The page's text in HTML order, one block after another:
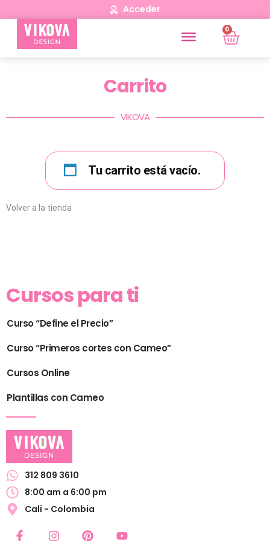
Acceder
0
Carrito
VIKOVA
Tu carrito está vacío.
Volver a la tienda
Cursos para ti
Curso “Define el Precio”
Curso “Primeros cortes con Cameo”
Cursos Online
Plantillas con Cameo
312 809 3610
8:00 am a 6:00 pm
Cali - Colombia